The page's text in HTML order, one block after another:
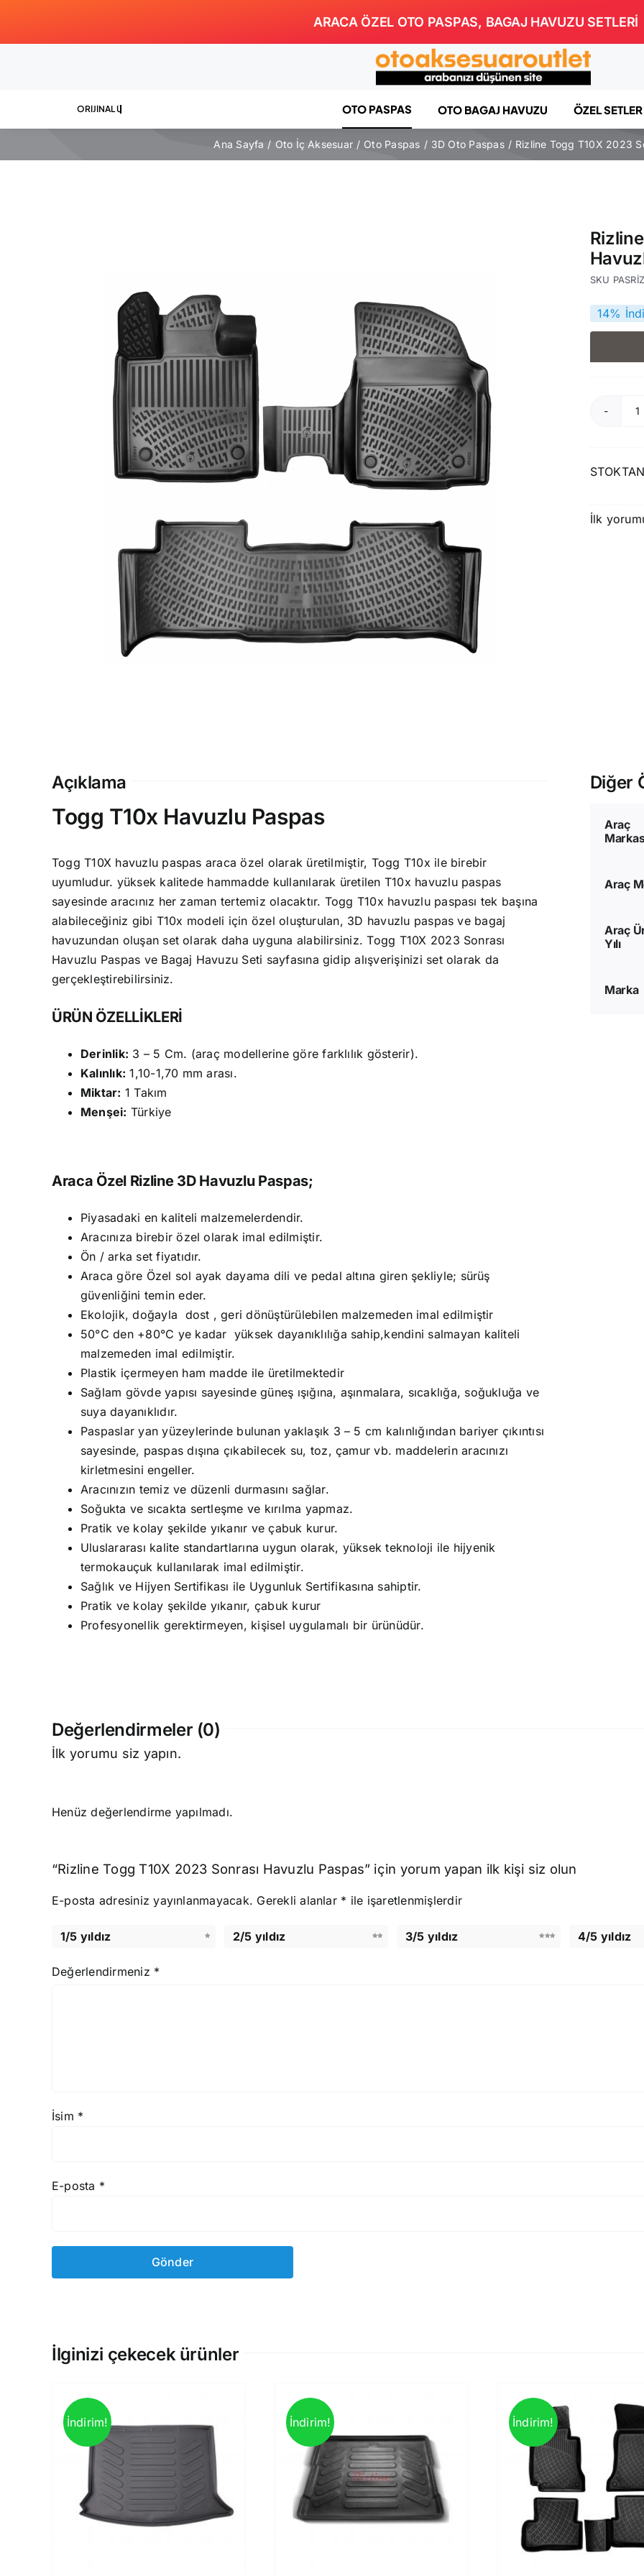
content
ARACA ÖZEL OTO PASPAS, BAGAJ HAVUZU SETLERİ
OTO PASPAS OTO BAGAJ HAVUZU ÖZEL SETLER
Ana Sayfa Oto İç Aksesuar Oto Paspas 3D Oto Paspas Rizline Togg T10X 2023
SKU
14%
İlk
Açıklama
Togg T10x Havuzlu Paspas
Togg T10X havuzlu paspas araca özel olarak üretilmiştir, Togg T10x ile birebir
uyumludur. yüksek kalitede hammadde kullanılarak üretilen T10x havuzlu paspas
sayesinde aracınız her zaman tertemiz olacaktır. Togg T10x havuzlu paspası tek başına
alabileceğiniz gibi T10x modeli için özel oluşturulan, 3D havuzlu paspas ve bagaj
havuzundan oluşan set olarak daha uyguna alabilirsiniz.Togg T10X 2023 Sonrası
Havuzlu Paspas ve Bagaj Havuzu Seti sayfasına gidip alışverişinizi set olarak da
gerçekleştirebilirsiniz.
ÜRÜN ÖZELLİKLERİ
Derinlik: 3 – 5 Cm. (araç modellerine göre farklılık gösterir).
Kalınlık: 1,10-1,70 mm arası.
Miktar: 1 Takım
Menşei: Türkiye
Araca Özel Rizline 3D Havuzlu Paspas;
Piyasadaki en kaliteli malzemelerdendir.
Aracınıza birebir özel olarak imal edilmiştir.
Ön / arka set fiyatıdır.
Araca göre Özel sol ayak dayama dili ve pedal altına giren şekliyle; sürüş
güvenliğini temin eder.
Ekolojik, doğayla dost , geri dönüştürülebilen malzemeden imal edilmiştir
50°C den +80°C ye kadar yüksek dayanıklılığa sahip,kendini salmayan kaliteli
malzemeden imal edilmiştir.
Plastik içermeyen ham madde ile üretilmektedir
Sağlam gövde yapısı sayesinde güneş ışığına, aşınmalara, sıcaklığa, soğukluğa ve
suya dayanıklıdır.
Paspaslar yan yüzeylerinde bulunan yaklaşık 3 – 5 cm kalınlığından bariyer çıkıntısı
sayesinde, paspas dışına çıkabilecek su, toz, çamur vb. maddelerin aracınızı
kirletmesini engeller.
Aracınızın temiz ve düzenli durmasını sağlar.
Soğukta ve sıcakta sertleşme ve kırılma yapmaz.
Pratik ve kolay şekilde yıkanır ve çabuk kurur.
Uluslararası kalite standartlarına uygun olarak, yüksek teknoloji ile hijyenik
termokauçuk kullanılarak imal edilmiştir.
Sağlık ve Hijyen Sertifikası ile Uygunluk Sertifikasına sahiptir.
Pratik ve kolay şekilde yıkanır, çabuk kurur
Profesyonellik gerektirmeyen, kişisel uygulamalı bir ürünüdür.
Diğer
Araç
Araç
Araç
Yılı
Marka
Değerlendirmeler (0)
İlk yorumu siz yapın.
Henüz değerlendirme yapılmadı.
“Rizline Togg T10X 2023 Sonrası Havuzlu Paspas” için yorum yapan ilk kişi siz olun
E-posta adresiniz yayınlanmayacak. Gerekli alanlar * ile işaretlenmişlerdir
1/5 yıldız 2/5 yıldız 3/5 yıldız 4/5 yıldız
Değerlendirmeniz *
İsim *
E-posta *
İlginizi çekecek ürünler
İndirim! İndirim! İndirim!